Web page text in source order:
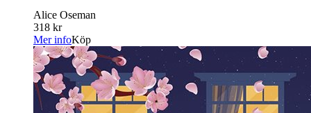
Alice Oseman
318 kr
Mer infoKöp